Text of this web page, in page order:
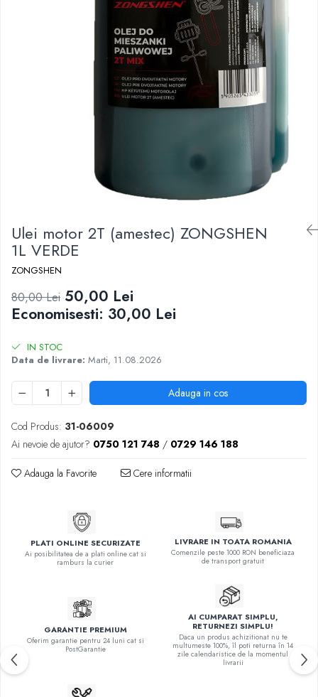
Ulei motor 2T (amestec) ZONGSHEN
1L VERDE
ZONGSHEN
80,00 Lei 50,00 Lei
Economisesti: 30,00 Lei
IN STOC
Data de livrare: Marti, 11.08.2026
Adauga in cos
Cod Produs: 31-06009
Ai nevoie de ajutor? 0750 121 748 / 0729 146 188
Adauga la Favorite Cere informatii
PLATI ONLINE SECURIZATE
Ai posibilitatea de a plati online cat si
ramburs la curier
LIVRARE IN TOATA ROMANIA
Comenzile peste 1000 RON beneficiaza
de transport gratuit
GARANTIE PREMIUM
Oferim garantie pentru 24 luni cat si
PostGarantie
AI CUMPARAT SIMPLU,
RETURNEZI SIMPLU!
Daca un produs achizitionat nu te
multumeste 100%, îl poti returna în 14
zile calendaristice de la momentul
livrarii